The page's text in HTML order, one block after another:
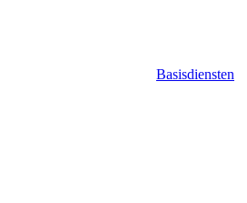
Basisdiensten